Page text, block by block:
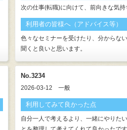
次の仕事(転職)に向けて、前向きな気持
利用者の皆様へ（アドバイス等）
色々なセミナーを受けたり、分からな
聞くと良いと思います。
No.3234
2026-03-12 一般
利用してみて良かった点
自分一人で考えるより、一緒にやりた